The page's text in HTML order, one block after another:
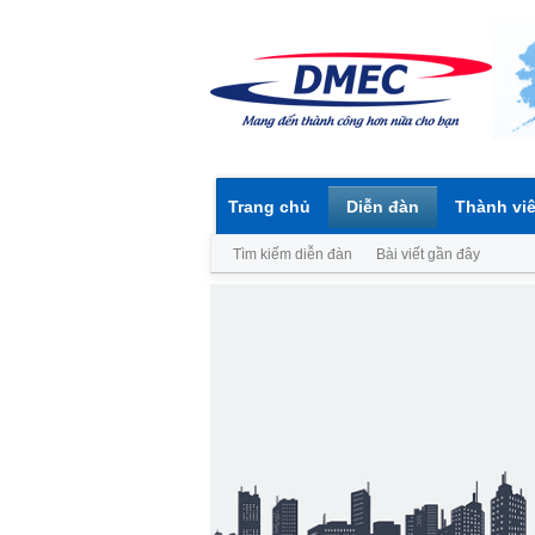
Trang chủ Diễn đàn
Tìm kiếm diễn đàn Bài viết gần đây
Thành